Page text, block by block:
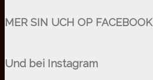
MER SIN UCH OP FACEBOOK
Und bei Instagram